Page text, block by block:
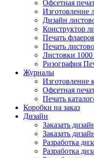
Офсетная
Изготовление
Дизайн
Конструктор
Печать
Печать
Листовки 1000
Ризография
Журналы
Изготовление
Офсетная
Печать
Коробки на заказ
Дизайн
Заказать
Заказать
Разработка
Разработка